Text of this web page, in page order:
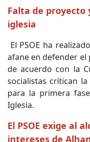
Falta de proyecto
iglesia
El PSOE ha
afane en defender el
de acuerdo con la
socialistas critican
para la primera
Iglesia.
El PSOE exige al
intereses de